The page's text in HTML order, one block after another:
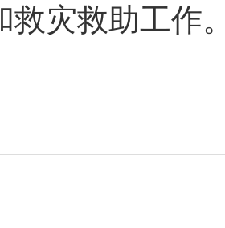
救灾救助工作